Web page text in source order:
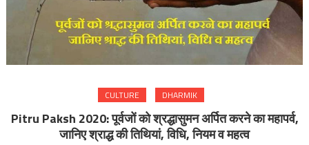
CULTURE DHARMIK
Pitru Paksh 2020: पूर्वजों को श्रद्धासुमन अर्पित करने का महापर्व,
जानिए श्राद्ध की तिथियां, विधि, नियम व महत्व